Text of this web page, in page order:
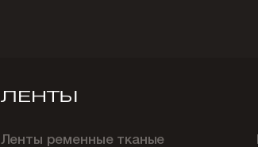
ЛЕНТЫ
Ленты ременные тканые